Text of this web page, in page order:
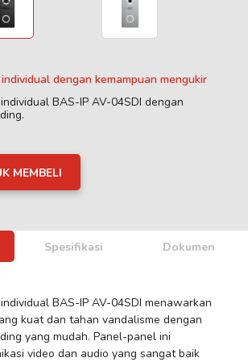
dengan kemampuan mengukir
BAS-IP AV-04SDI dengan
MEMBELI
Spesifikasi Dokumen
BAS-IP AV-04SDI menawarkan
kuat dan tahan vandalisme dengan
yang mudah. Panel-panel ini
video dan audio yang sangat baik